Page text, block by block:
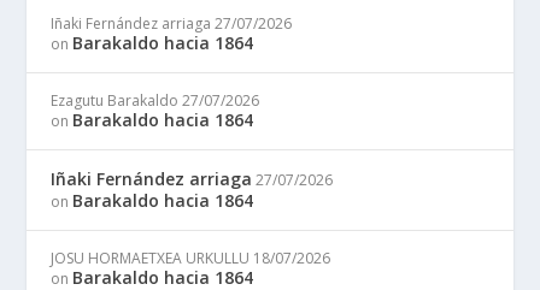
Iñaki Fernández arriaga 27/07/2026
on Barakaldo hacia 1864
Ezagutu Barakaldo 27/07/2026
on Barakaldo hacia 1864
Iñaki Fernández arriaga 27/07/2026
on Barakaldo hacia 1864
JOSU HORMAETXEA URKULLU 18/07/2026
on Barakaldo hacia 1864